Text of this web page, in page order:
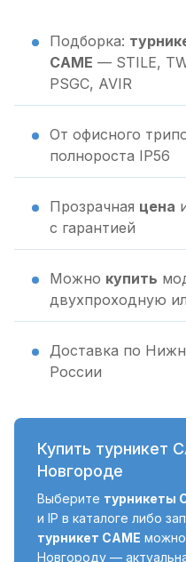
Подборка:
CAME — STILE,
PSGC, AVIR
От офисного
полнороста IP56
Прозрачная цена
с гарантией
Можно купить
двухпроходную
Доставка по
России
Купить турникет
Новгороде
Выберите турникеты
и IP в каталоге либо
турникет CAME
Новгороду —